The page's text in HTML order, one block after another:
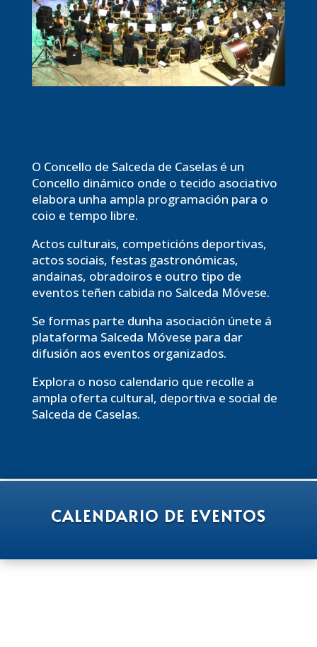
O Concello de Salceda de Caselas é un
Concello dinámico onde o tecido asociativo
elabora unha ampla programación para o
coio e tempo libre.
Actos culturais, competicións deportivas,
actos sociais, festas gastronómicas,
andainas, obradoiros e outro tipo de
eventos teñen cabida no Salceda Móvese.
Se formas parte dunha asociación únete á
plataforma Salceda Móvese para dar
difusión aos eventos organizados.
Explora o noso calendario que recolle a
ampla oferta cultural, deportiva e social de
Salceda de Caselas.
CALENDARIO DE EVENTOS